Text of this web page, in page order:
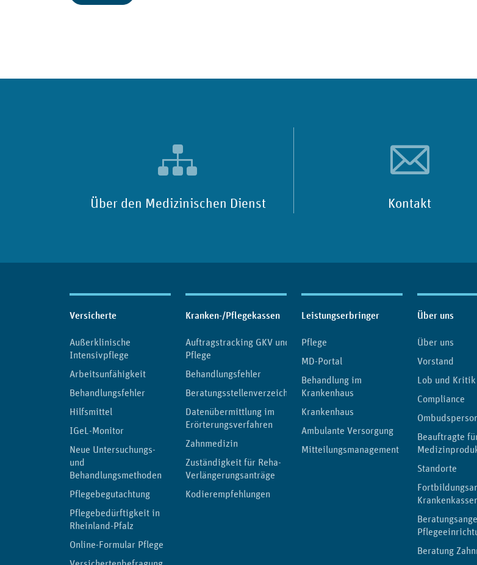
Über den Medizinischen Dienst Kontakt
Inhaltsübersicht
Versicherte
Außerklinische
Intensivpflege
Arbeitsunfähigkeit
Behandlungsfehler
Hilfsmittel
IGeL-Monitor
Neue Untersuchungs-
und
Behandlungsmethoden
Pflegebegutachtung
Pflegebedürftigkeit in
Rheinland-Pfalz
Online-Formular Pflege
Kranken-/Pflegekassen
Auftragstracking GKV und
Pflege
Behandlungsfehler
Beratungsstellenverzeichnis
Datenübermittlung im
Erörterungsverfahren
Zahnmedizin
Zuständigkeit für Reha-
Verlängerungsanträge
Kodierempfehlungen
Leistungserbringer
Pflege
MD-Portal
Behandlung im
Krankenhaus
Krankenhaus
Ambulante Versorgung
Mitteilungsmanagement
Über uns
Über uns
Vorstand
Lob und Kritik
Compliance
Beauftragte
Standorte
Beratung